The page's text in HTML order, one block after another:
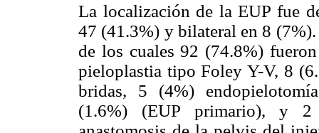
La localización de la EUP fue
47 (41.3%) y bilateral en 8
de los cuales 92 (74.8%)
pieloplastia tipo Foley Y-V, 8
bridas, 5 (4%)
(1.6%) (EUP primario), y 2